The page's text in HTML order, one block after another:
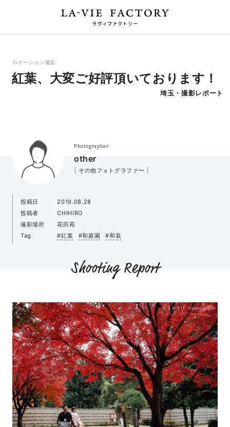
ロケーション撮影
紅葉、大変ご好評頂いております！
埼玉・撮影レポート
Photographer
other
［ その他フォトグラファー ］
投稿日
2019.08.28
投稿者
CHIHIRO
撮影場所
花田苑
Tag
#紅葉 #和庭園 #和装
Shooting Report